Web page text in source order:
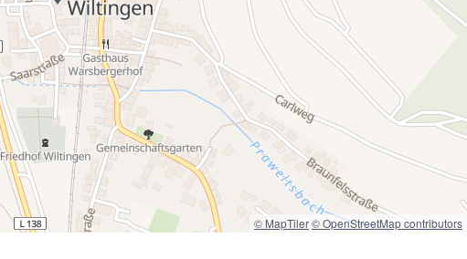
© MapTiler© OpenStreetMap contributors